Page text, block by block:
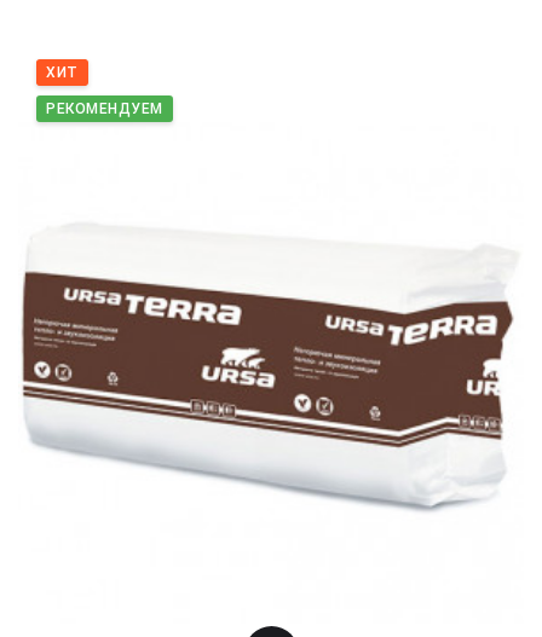
ХИТ
РЕКОМЕНДУЕМ